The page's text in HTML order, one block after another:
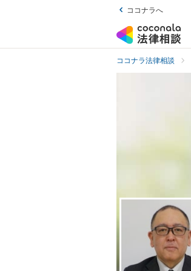
ココナラへ
ココナラ法律相談